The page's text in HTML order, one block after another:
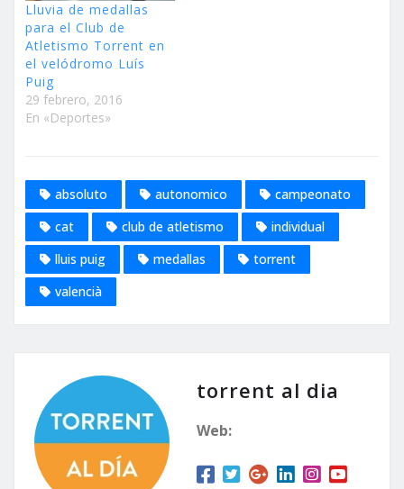
Lluvia de medallas
para el Club de
Atletismo Torrent en
el velódromo Luís
Puig
29 febrero, 2016
En «Deportes»
absoluto autonomico
campeonato
cat
club de atletismo
individual
lluis puig
medallas
torrent
valencià
torrent al dia
Web: